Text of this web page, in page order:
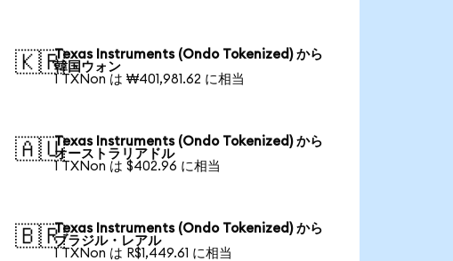
🇰🇷Texas Instruments (Ondo Tokenized) から
韓国ウォン
1 TXNon は ₩401,981.62 に相当
🇦🇺Texas Instruments (Ondo Tokenized) から
オーストラリアドル
1 TXNon は $402.96 に相当
🇧🇷Texas Instruments (Ondo Tokenized) から
ブラジル・レアル
1 TXNon は R$1,449.61 に相当